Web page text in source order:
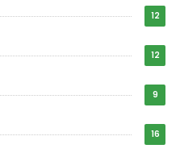
12
12
9
16